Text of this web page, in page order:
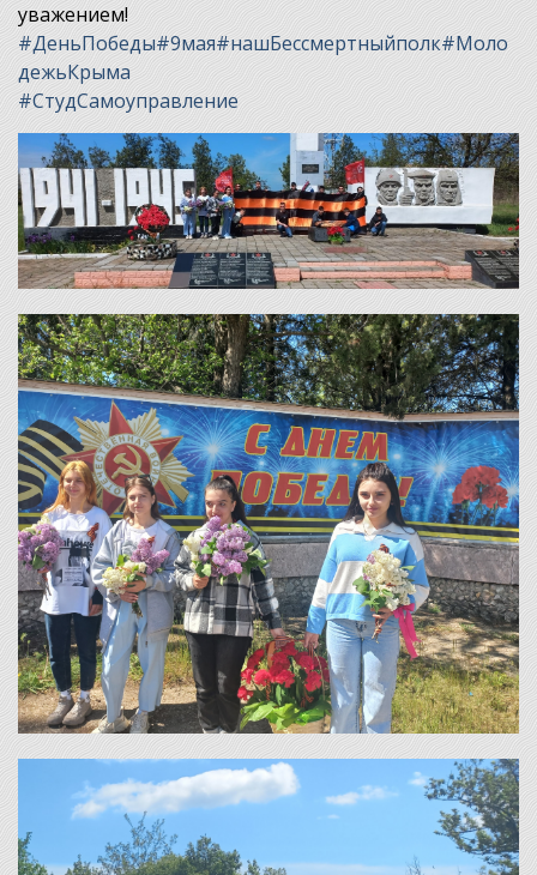
уважением!
#ДеньПобеды#9мая#нашБессмертныйполк#Моло
дежьКрыма
#СтудСамоуправление